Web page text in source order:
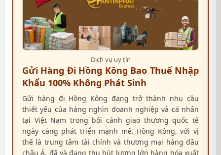
Dịch vụ uy tín
Gửi Hàng Đi Hồng Kông Bao Thuế Nhập
Khẩu 100% Không Phát Sinh
Gửi hàng đi Hồng Kông đang trở thành nhu cầu
thiết yếu của hàng nghìn doanh nghiệp và cá nhân
tại Việt Nam trong bối cảnh giao thương quốc tế
ngày càng phát triển mạnh mẽ. Hồng Kông, với vị
thế là trung tâm tài chính và thương mại hàng đầu
châu Á, đã và đang thu hút lượng lớn hàng hóa xuất